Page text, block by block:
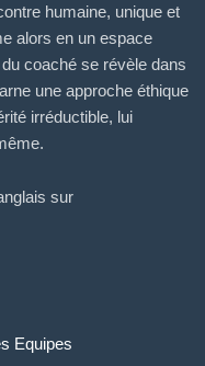
humaine, unique et
alors en un espace
coaché se révèle dans
une approche éthique
irréductible, lui
sur
Equipes